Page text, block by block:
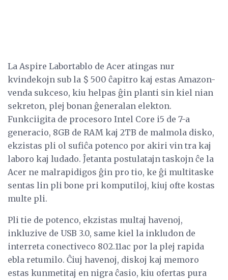
La Aspire Labortablo de Acer atingas nur
kvindekojn sub la $ 500 ĉapitro kaj estas Amazon-
venda sukceso, kiu helpas ĝin planti sin kiel nian
sekreton, plej bonan ĝeneralan elekton.
Funkciigita de procesoro Intel Core i5 de 7-a
generacio, 8GB de RAM kaj 2TB de malmola disko,
ekzistas pli ol sufiĉa potenco por akiri vin tra kaj
laboro kaj ludado. Ĵetanta postulatajn taskojn ĉe la
Acer ne malrapidigos ĝin pro tio, ke ĝi multitaske
sentas lin pli bone pri komputiloj, kiuj ofte kostas
multe pli.
Pli tie de potenco, ekzistas multaj havenoj,
inkluzive de USB 3.0, same kiel la inkludon de
interreta conectiveco 802.11ac por la plej rapida
ebla retumilo. Ĉiuj havenoj, diskoj kaj memoro
estas kunmetitaj en nigra ĉasio, kiu ofertas pura